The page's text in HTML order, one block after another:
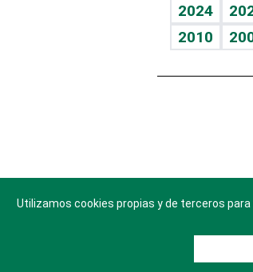
2024
2010
Utilizamos cookies propias y de terceros